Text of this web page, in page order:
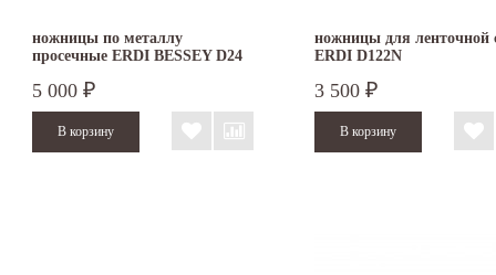
ножницы по металлу
просечные ERDI BESSEY D24
5 000 ₽
ножницы для ленточной
ERDI D122N
3 500 ₽